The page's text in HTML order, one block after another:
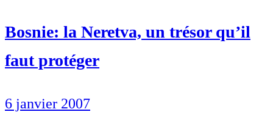
Bosnie: la Neretva, un trésor qu’il
faut protéger
6 janvier 2007